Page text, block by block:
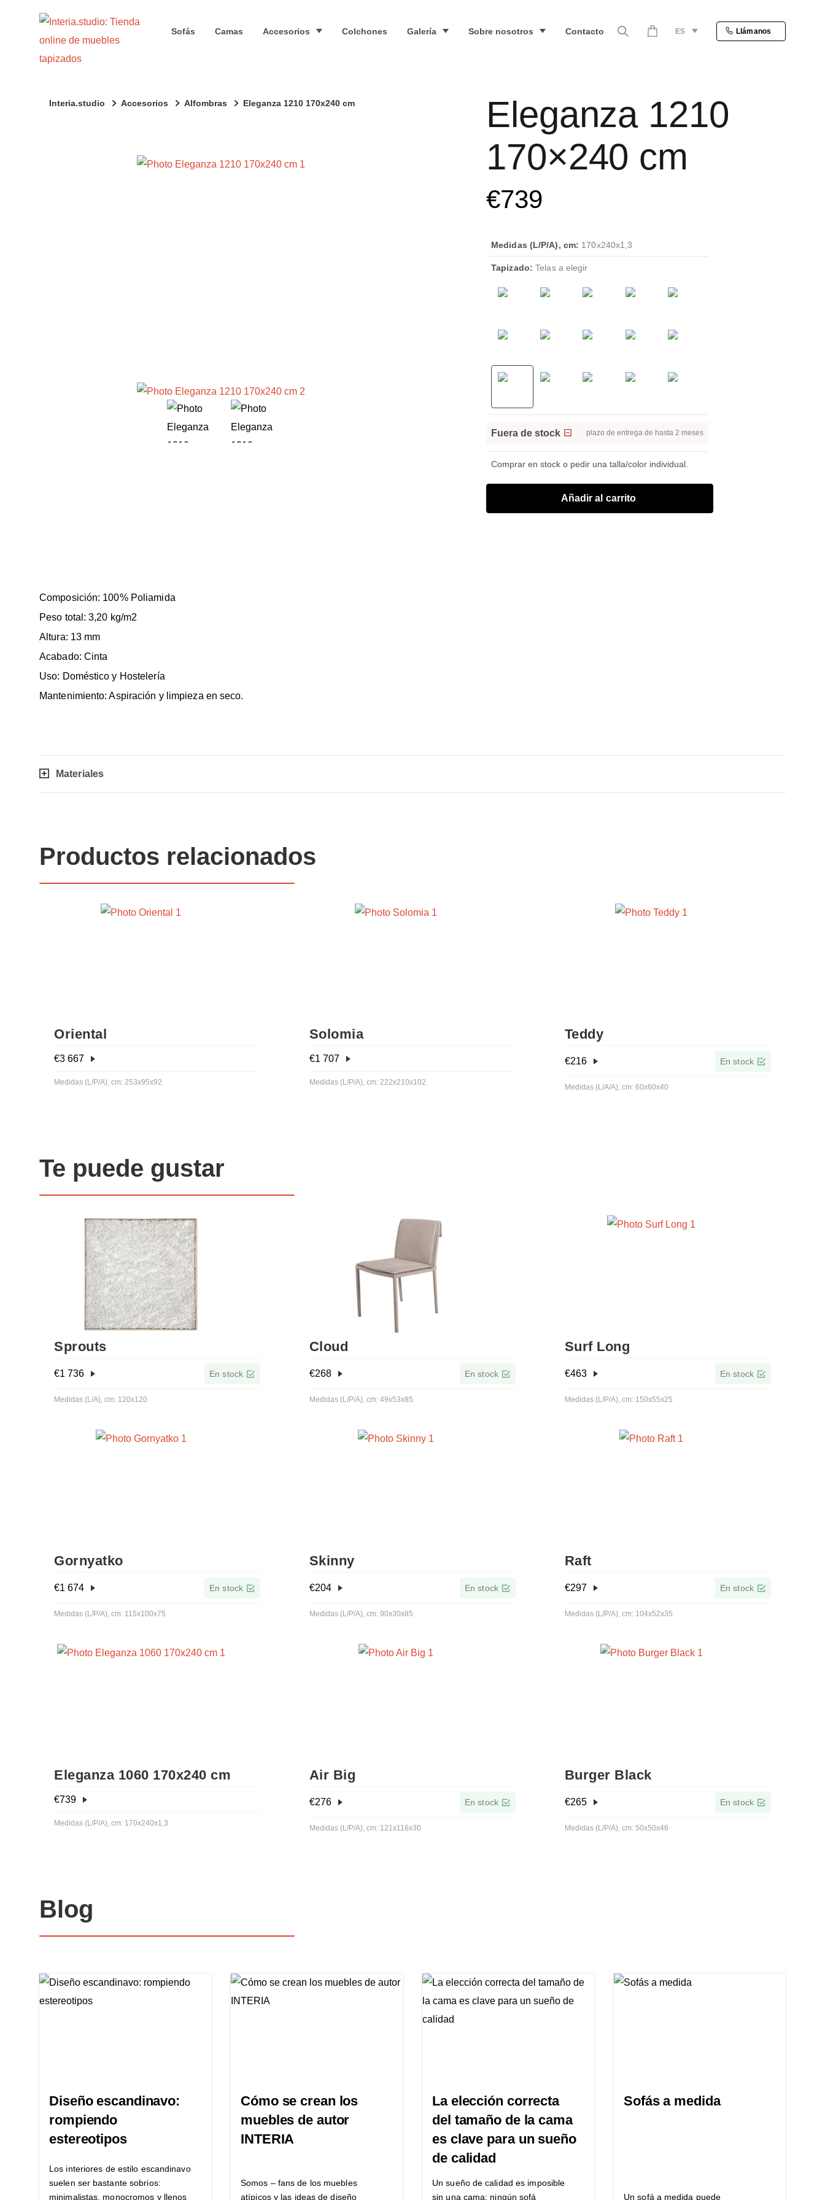
Sofás Camas Accesorios Colchones Galería Sobre nosotros Contacto ES Llámanos
Interia.studio Accesorios Alfombras Eleganza 1210 170x240 cm
Eleganza 1210
170×240 cm
€739
Medidas (L/P/A), cm: 170x240x1,3
Tapizado: Telas a elegir
Fuera de stock plazo de entrega de hasta 2 meses
Comprar en stock o pedir una talla/color individual.
Añadir al carrito
Composición: 100% Poliamida
Peso total: 3,20 kg/m2
Altura: 13 mm
Acabado: Cinta
Uso: Doméstico y Hostelería
Mantenimiento: Aspiración y limpieza en seco.
Materiales
Productos relacionados
Oriental
€3 667
Medidas (L/P/A), cm: 253x95x92
Solomia
€1 707
Medidas (L/P/A), cm: 222x210x102
Teddy
€216 En stock
Medidas (L/A/A), cm: 60x60x40
Te puede gustar
Sprouts
€1 736 En stock
Medidas (L/A), cm: 120x120
Cloud
€268 En stock
Medidas (L/P/A), cm: 49x53x85
Surf Long
€463 En stock
Medidas (L/P/A), cm: 150x55x25
Gornyatko
€1 674 En stock
Medidas (L/P/A), cm: 115x100x75
Skinny
€204 En stock
Medidas (L/P/A), cm: 90x30x85
Raft
€297 En stock
Medidas (L/P/A), cm: 104x52x35
Eleganza 1060 170x240 cm
€739
Medidas (L/P/A), cm: 170x240x1,3
Air Big
€276 En stock
Medidas (L/P/A), cm: 121x116x30
Burger Black
€265 En stock
Medidas (L/P/A), cm: 50x50x46
Blog
Diseño escandinavo:
rompiendo
estereotipos
Los interiores de estilo escandinavo
suelen ser bastante sobrios:
minimalistas, monocromos y llenos
Cómo se crean los
muebles de autor
INTERIA
Somos – fans de los muebles
atípicos y las ideas de diseño
La elección correcta
del tamaño de la cama
es clave para un sueño
de calidad
Un sueño de calidad es imposible
sin una cama: ningún sofá
Sofás a medida
Un sofá a medida puede